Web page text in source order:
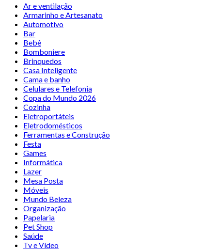
Ar e ventilação
Armarinho e Artesanato
Automotivo
Bar
Bebê
Bomboniere
Brinquedos
Casa Inteligente
Cama e banho
Celulares e Telefonia
Copa do Mundo 2026
Cozinha
Eletroportáteis
Eletrodomésticos
Ferramentas e Construção
Festa
Games
Informática
Lazer
Mesa Posta
Móveis
Mundo Beleza
Organização
Papelaria
Pet Shop
Saúde
Tv e Vídeo